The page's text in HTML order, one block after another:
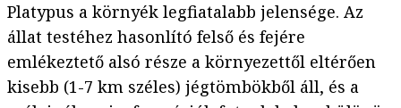
Platypus a környék legfiatalabb jelensége. Az
állat testéhez hasonlító felső és fejére
emlékeztető alsó része a környezettől eltérően
kisebb (1-7 km széles) jégtömbökből áll, és a